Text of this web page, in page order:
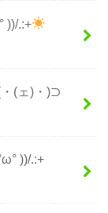
))/.:+
(ェ)・)⊃
))/.:+